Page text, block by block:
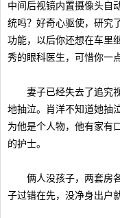
中间后视镜内置摄像头自
统吗？好奇心驱使，研究
功能，以后你还想在车里
秀的眼科医生，可惜你一
妻子已经失去了追究视
地抽泣。肖洋不知道她抽
为他是个人物，他有家有
的护士。
俩人没孩子，两套房各
子过错在先，没净身出户